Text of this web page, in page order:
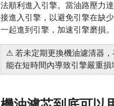
法順利進入引擎。當油路壓力
接進入引擎，以避免引擎在缺
一起進到引擎，加速引擎磨損。
⚠ 若未定期更換機油濾清器
能在短時間內導致引擎嚴重損